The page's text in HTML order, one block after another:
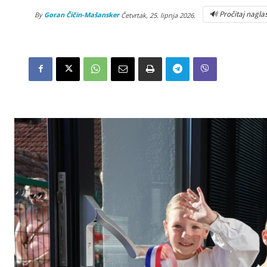
By Goran Čičin-Mašansker Četvrtak, 25. lipnja 2026. 🔊 Pročitaj naglas